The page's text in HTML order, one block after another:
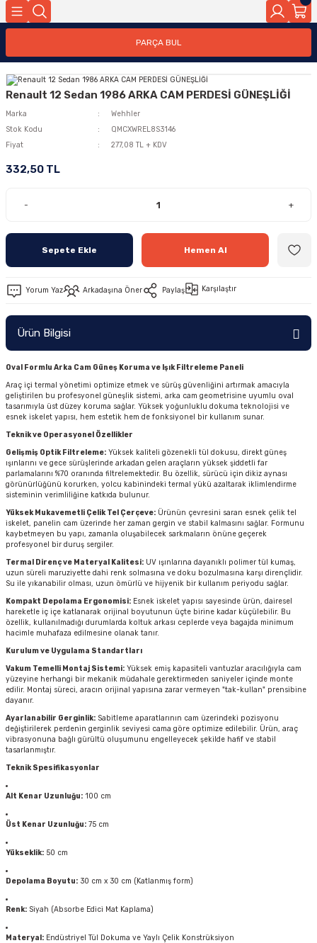
PARÇA BUL
Renault 12 Sedan 1986 ARKA CAM PERDESİ GÜNEŞLİĞİ
Marka
Wehhler
Stok Kodu
QMCXWREL8S3146
Fiyat
277,08 TL + KDV
332,50 TL
- +
Sepete Ekle Hemen Al
Yorum Yaz Arkadaşına Öner Paylaş Karşılaştır
Ürün Bilgisi
Oval Formlu Arka Cam Güneş Koruma ve Işık Filtreleme Paneli
Araç içi termal yönetimi optimize etmek ve sürüş güvenliğini artırmak amacıyla
geliştirilen bu profesyonel güneşlik sistemi, arka cam geometrisine uyumlu oval
tasarımıyla üst düzey koruma sağlar. Yüksek yoğunluklu dokuma teknolojisi ve
esnek iskelet yapısı, hem estetik hem de fonksiyonel bir kullanım sunar.
Teknik ve Operasyonel Özellikler
Gelişmiş Optik Filtreleme: Yüksek kaliteli gözenekli tül dokusu, direkt güneş
ışınlarını ve gece sürüşlerinde arkadan gelen araçların yüksek şiddetli far
parlamalarını %70 oranında filtrelemektedir. Bu özellik, sürücü için dikiz aynası
görünürlüğünü korurken, yolcu kabinindeki termal yükü azaltarak iklimlendirme
sisteminin verimliliğine katkıda bulunur.
Yüksek Mukavemetli Çelik Tel Çerçeve: Ürünün çevresini saran esnek çelik tel
iskelet, panelin cam üzerinde her zaman gergin ve stabil kalmasını sağlar. Formunu
kaybetmeyen bu yapı, zamanla oluşabilecek sarkmaların önüne geçerek
profesyonel bir duruş sergiler.
Termal Direnç ve Materyal Kalitesi: UV ışınlarına dayanıklı polimer tül kumaş,
uzun süreli maruziyette dahi renk solmasına ve doku bozulmasına karşı dirençlidir.
Su ile yıkanabilir olması, uzun ömürlü ve hijyenik bir kullanım periyodu sağlar.
Kompakt Depolama Ergonomisi: Esnek iskelet yapısı sayesinde ürün, dairesel
hareketle iç içe katlanarak orijinal boyutunun üçte birine kadar küçülebilir. Bu
özellik, kullanılmadığı durumlarda koltuk arkası ceplerde veya bagajda minimum
hacimle muhafaza edilmesine olanak tanır.
Kurulum ve Uygulama Standartları
Vakum Temelli Montaj Sistemi: Yüksek emiş kapasiteli vantuzlar aracılığıyla cam
yüzeyine herhangi bir mekanik müdahale gerektirmeden saniyeler içinde monte
edilir. Montaj süreci, aracın orijinal yapısına zarar vermeyen "tak-kullan" prensibine
dayanır.
Ayarlanabilir Gerginlik: Sabitleme aparatlarının cam üzerindeki pozisyonu
değiştirilerek perdenin gerginlik seviyesi cama göre optimize edilebilir. Ürün, araç
vibrasyonuna bağlı gürültü oluşumunu engelleyecek şekilde hafif ve stabil
tasarlanmıştır.
Teknik Spesifikasyonlar
Alt Kenar Uzunluğu: 100 cm
Üst Kenar Uzunluğu: 75 cm
Yükseklik: 50 cm
Depolama Boyutu: 30 cm x 30 cm (Katlanmış form)
Renk: Siyah (Absorbe Edici Mat Kaplama)
Materyal: Endüstriyel Tül Dokuma ve Yaylı Çelik Konstrüksiyon